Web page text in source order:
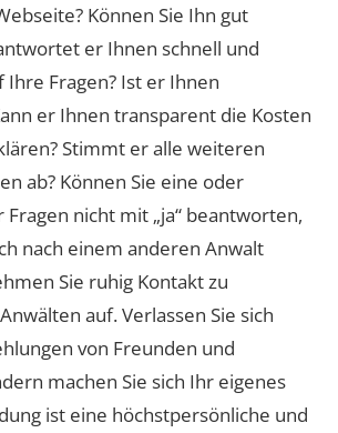
Können Sie Ihn gut
er Ihnen schnell und
Ihre Fragen? Ist er Ihnen
er Ihnen transparent die Kosten
Stimmt er alle weiteren
ab? Können Sie eine oder
nicht mit „ja“ beantworten,
nach einem anderen Anwalt
Sie ruhig Kontakt zu
auf. Verlassen Sie sich
von Freunden und
machen Sie sich Ihr eigenes
ist eine höchstpersönliche und